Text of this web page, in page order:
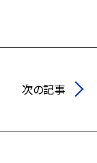
次の記事